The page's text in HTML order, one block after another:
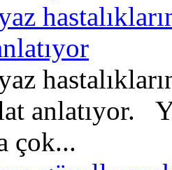
anlatıyor.
çok...